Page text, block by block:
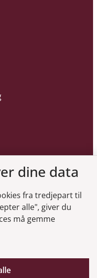
dine data
fra tredjepart til
alle", giver du
må gemme